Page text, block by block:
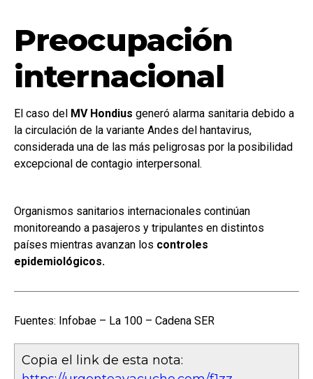
Preocupación
internacional
El caso del MV Hondius generó alarma sanitaria debido a
la circulación de la variante Andes del hantavirus,
considerada una de las más peligrosas por la posibilidad
excepcional de contagio interpersonal.
Organismos sanitarios internacionales continúan
monitoreando a pasajeros y tripulantes en distintos
países mientras avanzan los controles
epidemiológicos.
Fuentes: Infobae – La 100 – Cadena SER
Copia el link de esta nota: